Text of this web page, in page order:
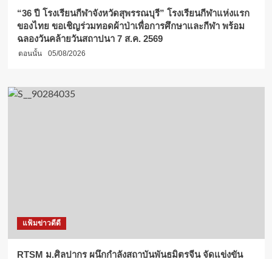
“36 ปี โรงเรียนกีฬาจังหวัดสุพรรณบุรี” โรงเรียนกีฬาแห่งแรก
ของไทย ขอเชิญร่วมทอดผ้าป่าเพื่อการศึกษาและกีฬา พร้อม
ฉลองวันคล้ายวันสถาปนา 7 ส.ค. 2569
ตอนนั้น 05/08/2026
แฟ้มข่าวดีดี
RTSM ม.ศิลปากร ผนึกกำลังสถาบันพันธมิตรจีน จัดแข่งขัน